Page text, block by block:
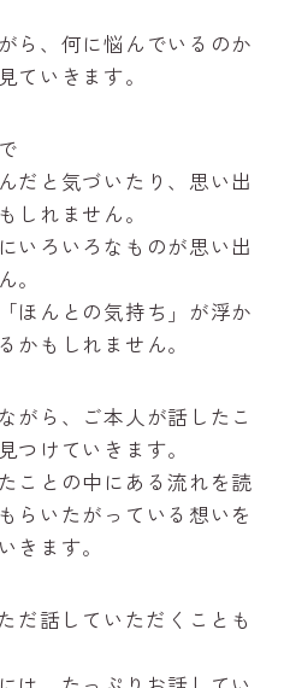
ら、何に悩んでいるのか
ていきます。
だと気づいたり、思い出
しれません。
いろいろなものが思い出
。
ほんとの気持ち」が浮か
かもしれません。
がら、ご本人が話したこ
つけていきます。
ことの中にある流れを読
らいたがっている想いを
きます。
だ話していただくことも